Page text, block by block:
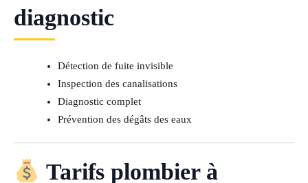
diagnostic
Détection de fuite invisible
Inspection des canalisations
Diagnostic complet
Prévention des dégâts des eaux
Tarifs plombier à